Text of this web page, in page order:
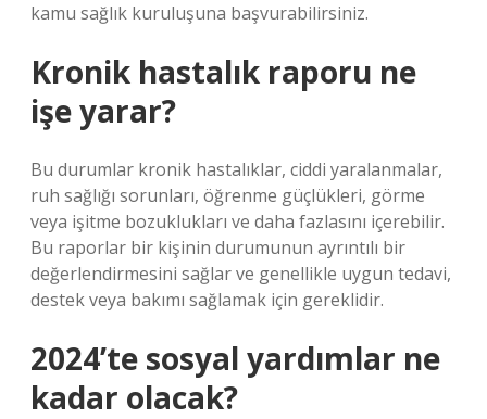
kamu sağlık kuruluşuna başvurabilirsiniz.
Kronik hastalık raporu ne
işe yarar?
Bu durumlar kronik hastalıklar, ciddi yaralanmalar,
ruh sağlığı sorunları, öğrenme güçlükleri, görme
veya işitme bozuklukları ve daha fazlasını içerebilir.
Bu raporlar bir kişinin durumunun ayrıntılı bir
değerlendirmesini sağlar ve genellikle uygun tedavi,
destek veya bakımı sağlamak için gereklidir.
2024’te sosyal yardımlar ne
kadar olacak?